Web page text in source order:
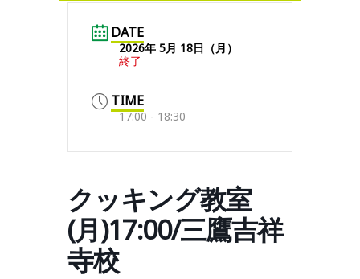
DATE
2026年 5月 18日（月）
終了
TIME
17:00 - 18:30
クッキング教室
(月)17:00/三鷹吉祥
寺校